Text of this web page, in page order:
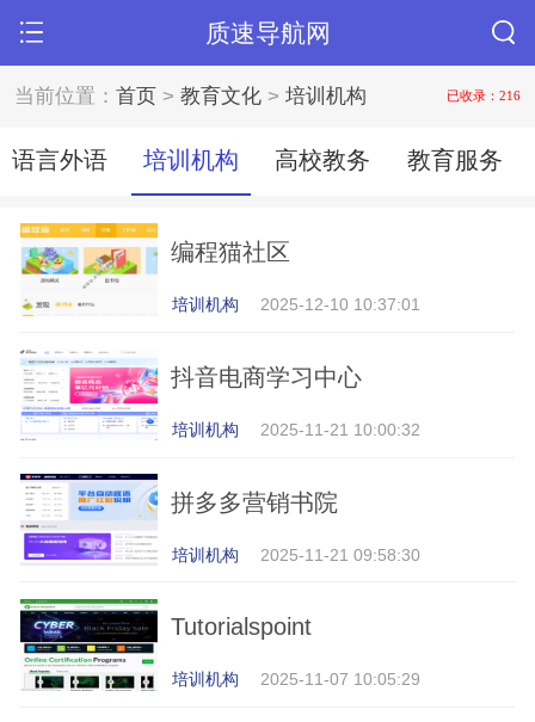
质速导航网
当前位置：首页 >教育文化 >培训机构 已收录：216
语言外语 培训机构 高校教务 教育服务
编程猫社区
培训机构 2025-12-10 10:37:01
抖音电商学习中心
培训机构 2025-11-21 10:00:32
拼多多营销书院
培训机构 2025-11-21 09:58:30
Tutorialspoint
培训机构 2025-11-07 10:05:29